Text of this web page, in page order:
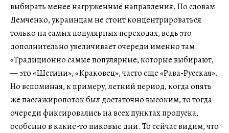
выбирать менее нагруженные направления. По словам
Демченко, украинцам не стоит концентрироваться
только на самых популярных переходах, ведь это
дополнительно увеличивает очереди именно там.
«Традиционно самые популярные, которые выбирают,
— это «Шегини», «Краковец», часто еще «Рава-Русская».
Но вспоминая, к примеру, летний период, когда опять
же пассажиропоток был достаточно высоким, то тогда
очереди фиксировались на всех пунктах пропуска,
особенно в какие-то пиковые дни. То сейчас видим, что